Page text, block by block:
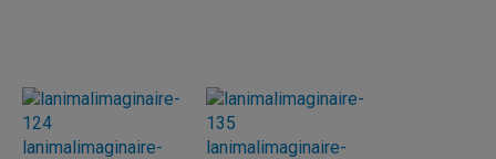
lanimalimaginaire-
lanimalimaginaire-